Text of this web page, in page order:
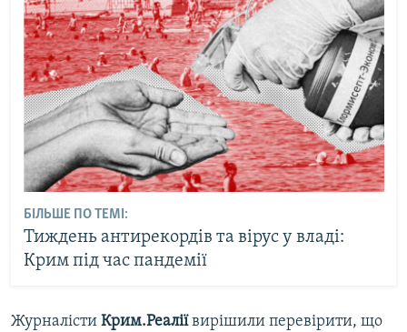
БІЛЬШЕ ПО ТЕМІ:
Тиждень антирекордів та вірус у владі:
Крим під час пандемії
Журналісти Крим.Реаліївирішили перевірити, що